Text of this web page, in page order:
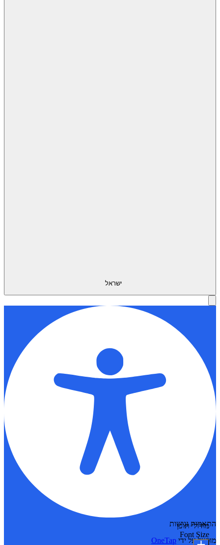
ישראל
התאמות נגישות
מופעל על ידי OneTap
מודולי תוכן
Font Size